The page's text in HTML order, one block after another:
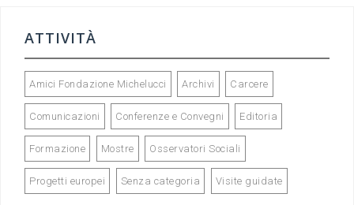
ATTIVITÀ
Amici Fondazione Michelucci Archivi Carcere
Comunicazioni Conferenze e Convegni Editoria
Formazione Mostre Osservatori Sociali
Progetti europei Senza categoria Visite guidate